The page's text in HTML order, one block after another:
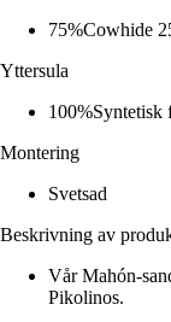
75%Cowhide
Yttersula
100%Syntetisk
Montering
Svetsad
Beskrivning av
Vår Mahón-
Pikolinos.